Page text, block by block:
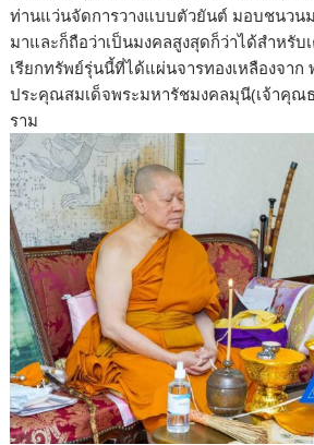
ท่านแว่นจัดการวางแบบตัวยันต์ มอบชนวน
มาและก็ถือว่าเป็นมงคลสูงสุดก็ว่าได้สำหรับ
เรียกทรัพย์รุ่นนี้ที่ได้แผ่นจารทองเหลืองจาก
ประคุณสมเด็จพระมหารัชมงคลมุนี(เจ้าคุณ
ราม